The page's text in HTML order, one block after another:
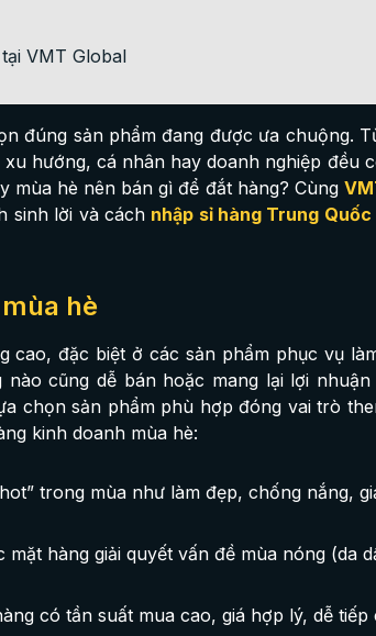
VMT Global
đúng sản phẩm đang được ưa chuộng.
hướng, cá nhân hay doanh nghiệp đều
mùa hè nên bán gì để đắt hàng? Cùng
sinh lời và cách nhập sỉ hàng Trung Quốc
hè
cao, đặc biệt ở các sản phẩm phục vụ
cũng dễ bán hoặc mang lại lợi
chọn sản phẩm phù hợp đóng vai trò
kinh doanh mùa hè:
trong mùa như làm đẹp, chống nắng,
mặt hàng giải quyết vấn đề mùa nóng (da
có tần suất mua cao, giá hợp lý, dễ tiếp